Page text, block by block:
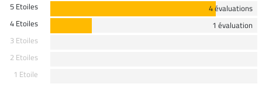
5 Etoiles
4 évaluations
4 Etoiles
1 évaluation
3 Etoiles
2 Etoiles
1 Etoile